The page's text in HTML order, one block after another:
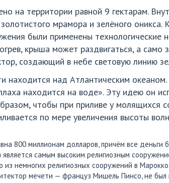
на территории равной 9 гектарам.
мрамора и зелёного
были применены
крыша может раздвигаться, а само
создающий в небе световую линию
находится над Атлантическим
находится на воде». Эту идею он
чтобы при приливе у молящихся
по мере увеличения высоты
800 миллионам долларов, причём все деньги
самым высоким религиозным
немногих религиозных сооружений в
мечети — француз Мишель Пинсо, не был